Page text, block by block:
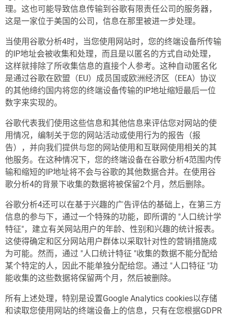
理。这也可能导致信息传输到谷歌有限责任公司的服务器，
这是一家位于美国的公司，信息在那里被进一步处理。
当使用谷歌分析4时，当您使用网站时，您的终端设备所传输
的IP地址会被收集和处理，而且是以匿名的方式自动处理，
这样就排除了所收集信息的直接个人参考。这种自动匿名化
是通过谷歌在欧盟（EU）成员国或欧洲经济区（EEA）协议
的其他缔约国内将您的终端设备传输的IP地址缩短最后一位
数字来实现的。
谷歌代表我们使用这些信息和其他信息来评估您对网站的使
用情况，编制关于您的网站活动或使用行为的报告（报
告），并向我们提供与您的网站使用和互联网使用相关的其
他服务。在这种情况下，您的终端设备在谷歌分析4范围内传
输和缩短的IP地址将不会与谷歌的其他数据合并。在使用谷
歌分析4的背景下收集的数据将被保留2个月，然后删除。
谷歌分析4还可以在基于兴趣的广告评估的基础上，在第三方
信息的参与下，通过一个特殊的功能，即所谓的 "人口统计学
特征"，建立有关网站用户的年龄、性别和兴趣的统计报表。
这使得确定和区分网站用户群体以采取针对性的营销措施成
为可能。然而，通过 "人口统计特征 "收集的数据不能分配给
某个特定的人，因此不能单独分配给您。通过 "人口特征 "功
能收集的这些数据将保留两个月，然后被删除。
所有上述处理，特别是设置Google Analytics cookies以存储
和读取您使用网站的终端设备上的信息，只有在您根据GDPR